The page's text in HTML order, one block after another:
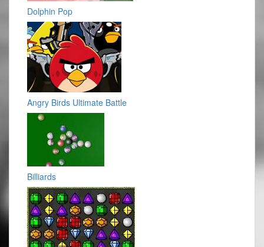
Dolphin Pop
Angry Birds Ultimate Battle
Billiards